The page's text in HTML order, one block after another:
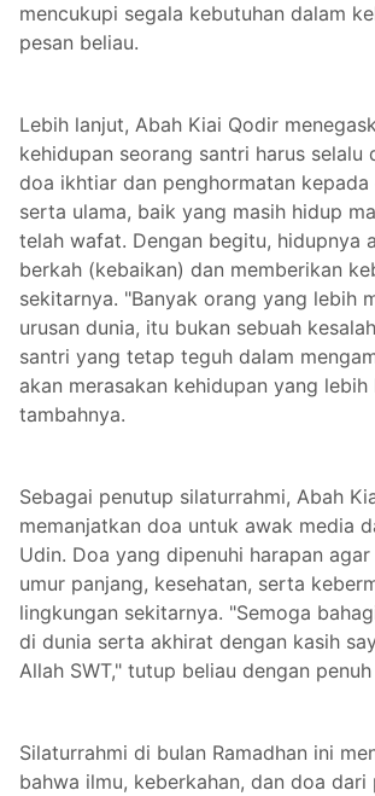
mencukupi segala kebutuhan dalam
pesan beliau.
Lebih lanjut, Abah Kiai Qodir
kehidupan seorang santri harus selalu
doa ikhtiar dan penghormatan kepada
serta ulama, baik yang masih hidup
telah wafat. Dengan begitu, hidupnya
berkah (kebaikan) dan memberikan
sekitarnya. "Banyak orang yang lebih
urusan dunia, itu bukan sebuah
santri yang tetap teguh dalam
akan merasakan kehidupan yang lebih
tambahnya.
Sebagai penutup silaturrahmi, Abah
memanjatkan doa untuk awak media
Udin. Doa yang dipenuhi harapan
umur panjang, kesehatan, serta
lingkungan sekitarnya. "Semoga
di dunia serta akhirat dengan kasih
Allah SWT," tutup beliau dengan
Silaturrahmi di bulan Ramadhan ini
bahwa ilmu, keberkahan, dan doa dari